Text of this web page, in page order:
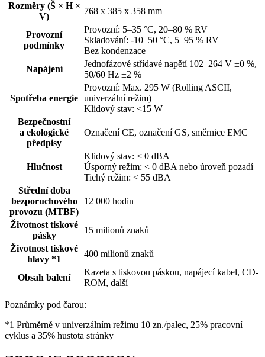
Rozměry (Š × H ×
V)
768 x 385 x 358 mm
Provozní
podmínky
Provozní: 5–35 °C, 20–80 % RV
Skladování: -10–50 °C, 5–95 % RV
Bez kondenzace
Napájení
Jednofázové střídavé napětí 102–264 V ±0 %,
50/60 Hz ±2 %
Spotřeba energie
Provozní: Max. 295 W (Rolling ASCII,
univerzální režim)
Klidový stav: <15 W
Bezpečnostní
a ekologické
předpisy
Označení CE, označení GS, směrnice EMC
Hlučnost
Klidový stav: < 0 dBA
Úsporný režim: < 0 dBA nebo úroveň pozadí
Tichý režim: < 55 dBA
Střední doba
bezporuchového
provozu (MTBF)
12 000 hodin
Životnost tiskové
pásky
15 milionů znaků
Životnost tiskové
hlavy *1
400 milionů znaků
Obsah balení
Kazeta s tiskovou páskou, napájecí kabel, CD-
ROM, další
Poznámky pod čarou:
*1 Průměrně v univerzálním režimu 10 zn./palec, 25% pracovní
cyklus a 35% hustota stránky